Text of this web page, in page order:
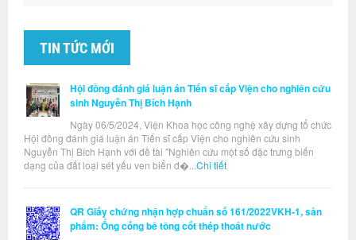
TIN TỨC MỚI
Hội đồng đánh giá luận án Tiến sĩ cấp Viện cho nghiên cứu
sinh Nguyễn Thị Bích Hạnh
Ngày 06/5/2024, Viện Khoa học công nghệ xây dựng tổ chức
Hội đồng đánh giá luận án Tiến sĩ cấp Viện cho nghiên cứu sinh
Nguyễn Thị Bích Hạnh với đề tài "Nghiên cứu một số đặc trưng biến
dạng của đất loại sét yếu ven biển đ�... Chi tiết
QR Giấy chứng nhận hợp chuẩn số 161/2022VKH-1, sản
phẩm: Ống cống bê tông cốt thép thoát nước